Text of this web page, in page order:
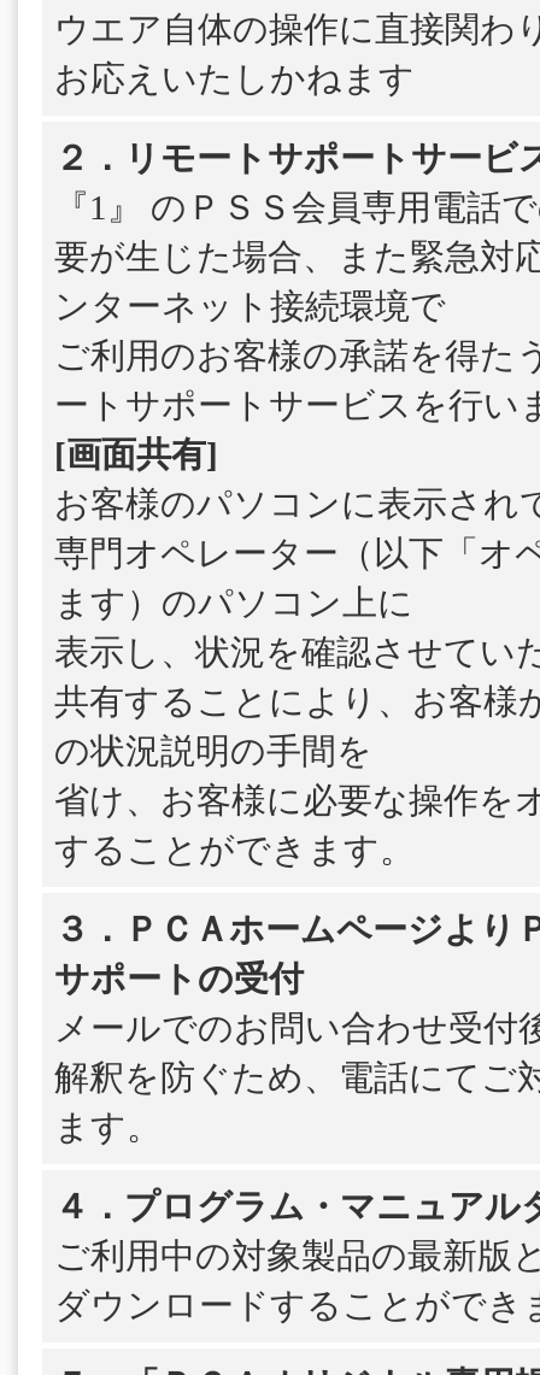
ウエア自体の操作に直接関わ
お応えいたしかねます
２．リモートサポートサービ
『1』 のＰＳＳ会員専用電話
要が生じた場合、また緊急対
ンターネット接続環境で
ご利用のお客様の承諾を得た
ートサポートサービスを行い
[画面共有]
お客様のパソコンに表示され
専門オペレーター（以下「オ
ます）のパソコン上に
表示し、状況を確認させてい
共有することにより、お客様
の状況説明の手間を
省け、お客様に必要な操作を
することができます。
３．ＰＣＡホームページより
サポートの受付
メールでのお問い合わせ受付
解釈を防ぐため、電話にてご
ます。
４．プログラム・マニュアル
ご利用中の対象製品の最新版
ダウンロードすることができ